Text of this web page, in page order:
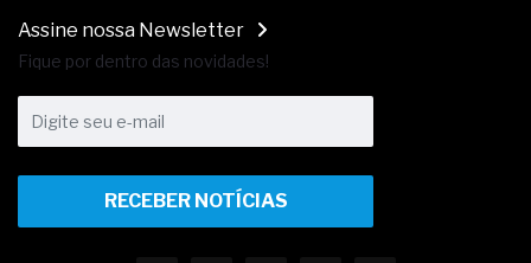
Assine nossa Newsletter
Fique por dentro das novidades!
RECEBER NOTÍCIAS